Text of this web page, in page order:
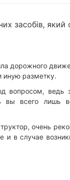
засобів,
дорожного
иную разметку.
вопросом, ведь
вы всего лишь
очень
и в случае